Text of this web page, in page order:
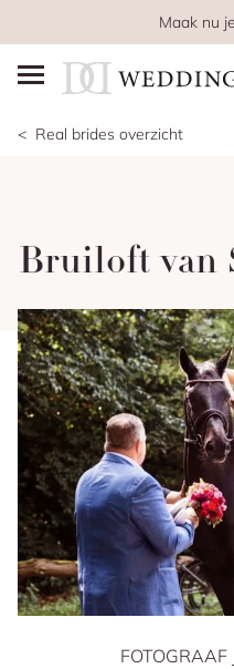
Maak nu je
Real brides overzicht
Bruiloft van
FOTOGRAAF